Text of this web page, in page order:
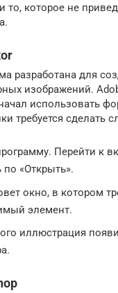
то, которое не
разработана для
изображений.
использовать
требуется сделать
Перейти к
по «Открыть».
окно, в котором
элемент.
иллюстрация